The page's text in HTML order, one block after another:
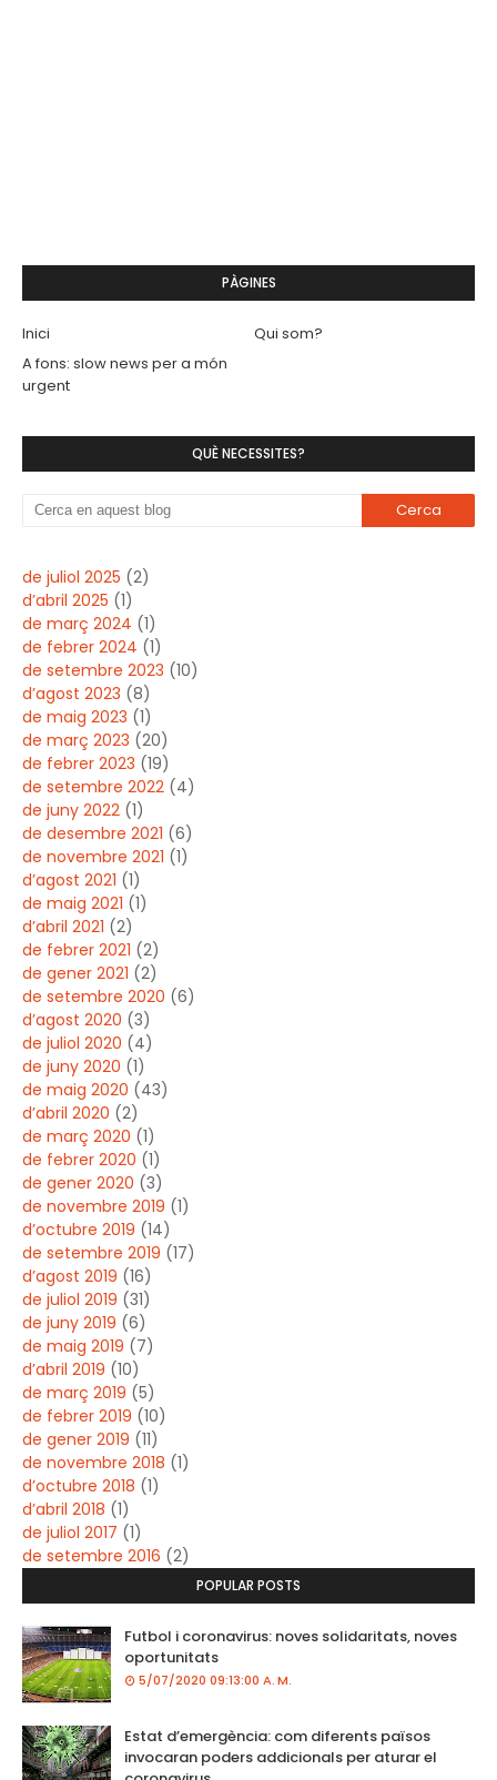
PÀGINES
Inici
Qui som?
A fons: slow news per a món
urgent
QUÈ NECESSITES?
de juliol 2025 (2)
d’abril 2025 (1)
de març 2024 (1)
de febrer 2024 (1)
de setembre 2023 (10)
d’agost 2023 (8)
de maig 2023 (1)
de març 2023 (20)
de febrer 2023 (19)
de setembre 2022 (4)
de juny 2022 (1)
de desembre 2021 (6)
de novembre 2021 (1)
d’agost 2021 (1)
de maig 2021 (1)
d’abril 2021 (2)
de febrer 2021 (2)
de gener 2021 (2)
de setembre 2020 (6)
d’agost 2020 (3)
de juliol 2020 (4)
de juny 2020 (1)
de maig 2020 (43)
d’abril 2020 (2)
de març 2020 (1)
de febrer 2020 (1)
de gener 2020 (3)
de novembre 2019 (1)
d’octubre 2019 (14)
de setembre 2019 (17)
d’agost 2019 (16)
de juliol 2019 (31)
de juny 2019 (6)
de maig 2019 (7)
d’abril 2019 (10)
de març 2019 (5)
de febrer 2019 (10)
de gener 2019 (11)
de novembre 2018 (1)
d’octubre 2018 (1)
d’abril 2018 (1)
de juliol 2017 (1)
de setembre 2016 (2)
POPULAR POSTS
Futbol i coronavirus: noves solidaritats, noves
oportunitats
5/07/2020 09:13:00 A. M.
Estat d’emergència: com diferents països
invocaran poders addicionals per aturar el